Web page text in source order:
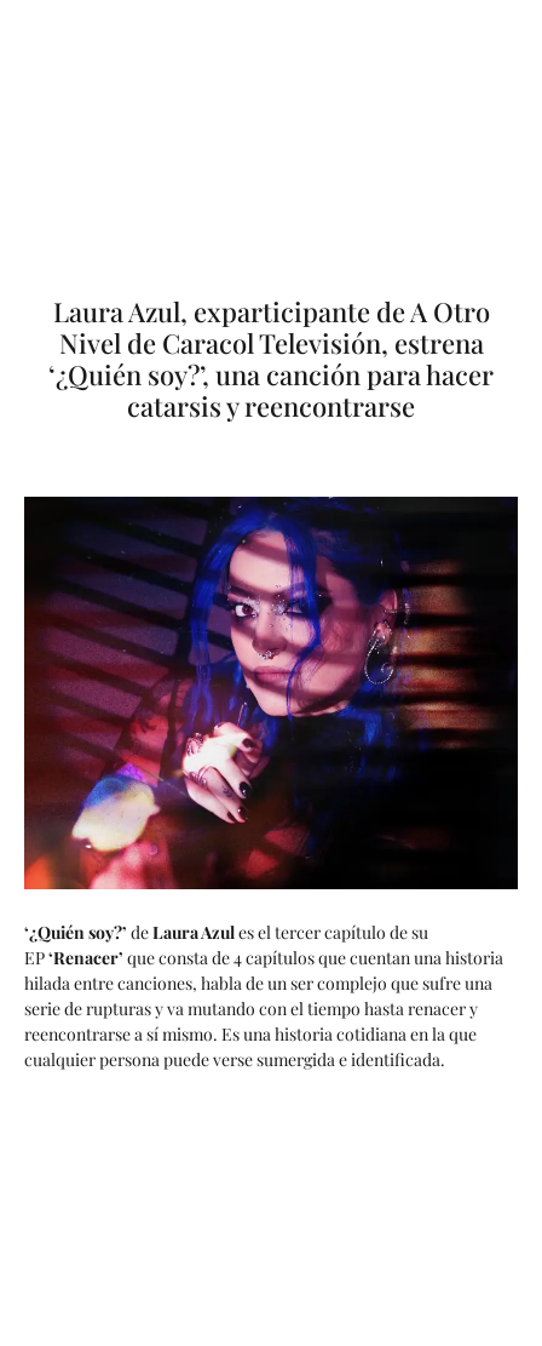
Laura Azul, exparticipante de A Otro
Nivel de Caracol Televisión, estrena
‘¿Quién soy?’, una canción para hacer
catarsis y reencontrarse
‘¿Quién soy?’ deLaura Azules el tercer capítulo de su
EP‘Renacer’ que consta de 4 capítulos que cuentan una historia
hilada entre canciones, habla de un ser complejo que sufre una
serie de rupturas y va mutando con el tiempo hasta renacer y
reencontrarse a sí mismo. Es una historia cotidiana en la que
cualquier persona puede verse sumergida e identificada.